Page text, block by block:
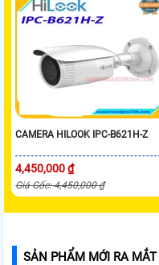
CAMERA HILOOK IPC-B621H-Z
4,450,000 ₫
Giá Gốc: 4,450,000 ₫
SẢN PHẨM MỚI RA MẮT